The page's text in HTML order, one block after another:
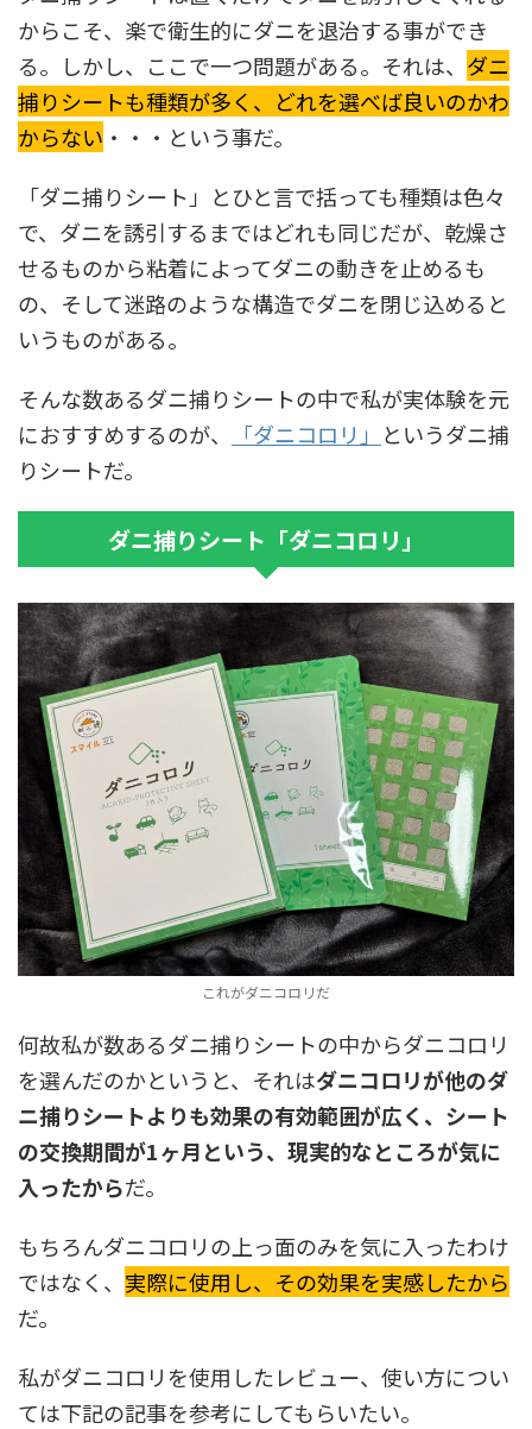
からこそ、楽で衛生的にダニを退治する事ができ
る。しかし、ここで一つ問題がある。それは、 ダニ
捕りシートも種類が多く、どれを選べば良いのかわ
からない ・・・という事だ。
「ダニ捕りシート」とひと言で括っても種類は色々
で、ダニを誘引するまではどれも同じだが、乾燥さ
せるものから粘着によってダニの動きを止めるも
の、そして迷路のような構造でダニを閉じ込めると
いうものがある。
そんな数あるダニ捕りシートの中で私が実体験を元
におすすめするのが、
「ダニコロリ」 というダニ捕
りシートだ。
ダニ捕りシート「ダニコロリ」
これがダニコロリだ
何故私が数あるダニ捕りシートの中からダニコロリ
を選んだのかというと、それはダニコロリが他のダ
ニ捕りシートよりも効果の有効範囲が広く、シート
の交換期間が1ヶ月という、現実的なところが気に
入ったからだ。
もちろんダニコロリの上っ面のみを気に入ったわけ
ではなく、 実際に使用し、その効果を実感したから
だ。
私がダニコロリを使用したレビュー、使い方につい
ては下記の記事を参考にしてもらいたい。